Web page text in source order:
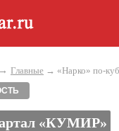
→ Главные → «Нарко» по-
«КУМИР»